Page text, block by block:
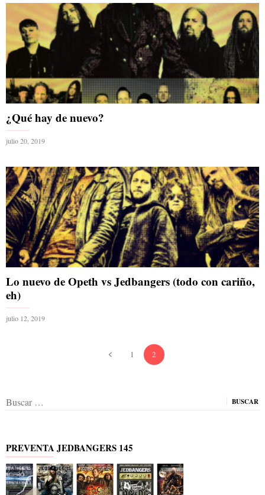
¿Qué hay de nuevo?
julio 20, 2019
Lo nuevo de Opeth vs Jedbangers (todo con cariño,
eh)
julio 12, 2019
1 2
Buscar:
PREVENTA JEDBANGERS 145